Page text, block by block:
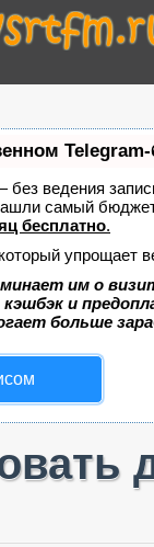
Telegram-
без ведения
самый
бесплатно.
упрощает
им о
кэшбэк и
больше